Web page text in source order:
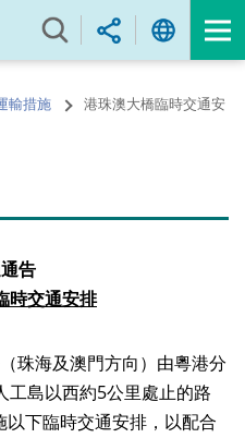
輸措施
港珠澳大橋臨時交通安
告
時交通安排
珠海及澳門方向）由粵港分
工島以西約5公里處止的路
以下臨時交通安排，以配合